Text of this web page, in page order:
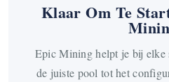
Klaar Om Te
Epic Mining helpt je bij elke
de juiste pool tot het